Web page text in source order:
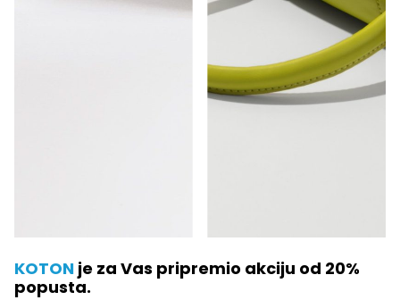
KOTON je za Vas pripremio akciju od 20%
popusta.